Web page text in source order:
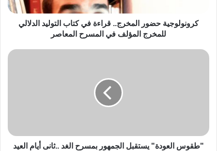
كرونولوجية حضور المخرج.. قراءة في كتاب التوليد الدلالي
للمخرج المؤلف في المسرح المعاصر
"طقوس العودة" يستقبل الجمهور بمسرح الغد ..ثانى أيام العيد